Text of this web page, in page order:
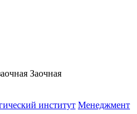
Заочная
институт Менеджмент